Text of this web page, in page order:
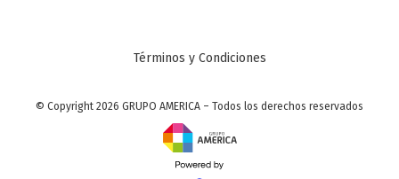
Términos y Condiciones
© Copyright 2026 GRUPO AMERICA – Todos los derechos reservados